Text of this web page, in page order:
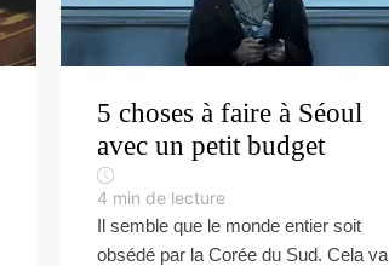
5 choses à faire à Séoul
avec un petit budget
4 min de lecture
Il semble que le monde entier soit
obsédé par la Corée du Sud. Cela va